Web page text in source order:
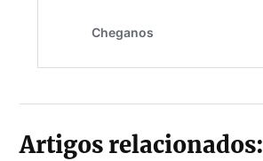
Artigos relacionados: